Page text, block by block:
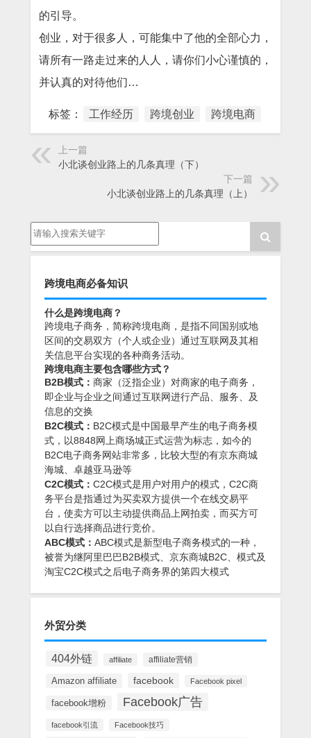
的引导。
创业，对于很多人，可能集中了他的全部心力，
请所有一路走过来的人人，请你们小心谨慎的，
并认真的对待他们…
标签： 工作经历 跨境创业 跨境电商
上一篇
小北谈创业路上的几条真理（下）
下一篇
小北谈创业路上的几条真理（上）
跨境电商必备知识
什么是跨境电商？
跨境电子商务，简称跨境电商，是指不同国别或地
区间的交易双方（个人或企业）通过互联网及其相
关信息平台实现的各种商务活动。
跨境电商主要包含哪些方式？
B2B模式： 商家（泛指企业）对商家的电子商务，
即企业与企业之间通过互联网进行产品、服务、及
信息的交换
B2C模式： B2C模式是中国最早产生的电子商务模
式，以8848网上商场城正式运营为标志，如今的
B2C电子商务网站非常多，比较大型的有京东商城
海城、卓越亚马逊等
C2C模式： C2C模式是用户对用户的模式，C2C商
务平台是指通过为买卖双方提供一个在线交易平
台，使卖方可以主动提供商品上网拍卖，而买方可
以自行选择商品进行竞价。
ABC模式： ABC模式是新型电子商务模式的一种，
被誉为继阿里巴巴B2B模式、京东商城B2C、模式及
淘宝C2C模式之后电子商务界的第四大模式
外贸分类
404外链 affiliate affiliate营销
Amazon affiliate facebook Facebook pixel
facebook增粉 Facebook广告
facebook引流 Facebook技巧